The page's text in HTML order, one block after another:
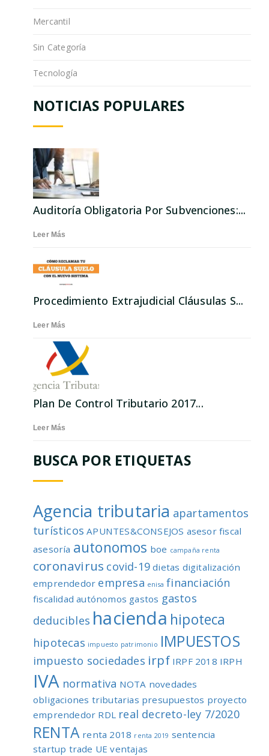
Mercantil
Sin Categoría
Tecnología
NOTICIAS POPULARES
Auditoría Obligatoria Por Subvenciones:...
Leer Más
Procedimiento Extrajudicial Cláusulas S...
Leer Más
Plan De Control Tributario 2017...
Leer Más
BUSCA POR ETIQUETAS
Agencia tributaria apartamentos
turísticos APUNTES&CONSEJOS asesor fiscal
asesoría autonomos boe campaña renta
coronavirus covid-19 dietas digitalización
emprendedor empresa enisa financiación
fiscalidad autónomos gastos gastos
deducibles hacienda hipoteca
hipotecas impuesto patrimonio IMPUESTOS
impuesto sociedades irpf IRPF 2018 IRPH
IVA normativa NOTA novedades
obligaciones tributarias presupuestos proyecto
emprendedor RDL real decreto-ley 7/2020
RENTA renta 2018 renta 2019 sentencia
startup trade UE ventajas